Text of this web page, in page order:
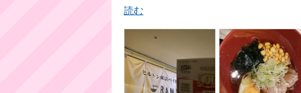
読む